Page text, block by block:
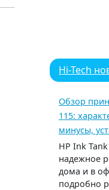
Hi-Tech
Обзор
115:
минусы,
HP Ink
надежное
дома и в
подробно